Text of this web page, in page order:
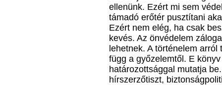
ellenünk. Ezért mi sem
támadó erőtér pusztítani
Ezért nem elég, ha csak
kevés. Az önvédelem
lehetnek. A történelem
függ a győzelemtől. E
határozottsággal mutatja
hírszerzőtiszt,